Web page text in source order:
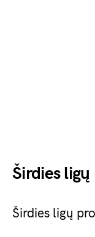
Širdies
Širdies ligų